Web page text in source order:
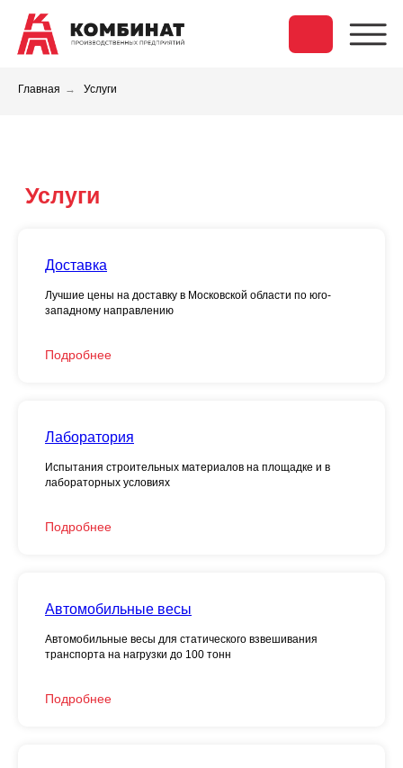
Главная → Услуги
Доставка
Лучшие цены на доставку в Московской области по юго-
западному направлению
Подробнее
Лаборатория
Испытания строительных материалов на площадке и в
лабораторных условиях
Подробнее
Автомобильные весы
Автомобильные весы для статического взвешивания
транспорта на нагрузки до 100 тонн
Подробнее